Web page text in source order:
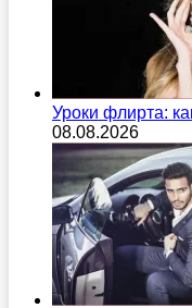
Уроки флирта:
08.08.2026